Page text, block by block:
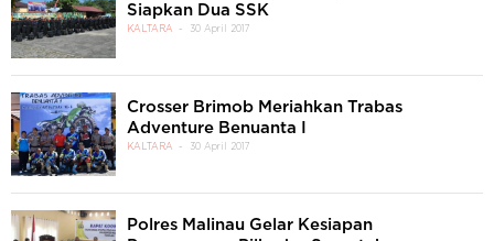
Siapkan Dua SSK
KALTARA 30 April 2017
Crosser Brimob Meriahkan Trabas
Adventure Benuanta I
KALTARA 30 April 2017
Polres Malinau Gelar Kesiapan